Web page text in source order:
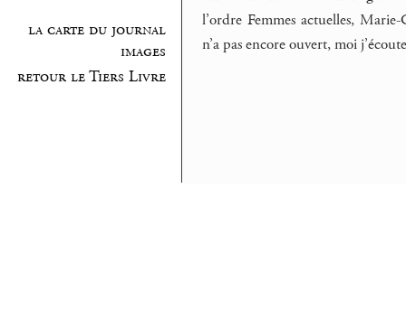
la carte du journal
images
retour le Tiers Livre
l’ordre Femmes actuelles,
n’a pas encore ouvert, moi